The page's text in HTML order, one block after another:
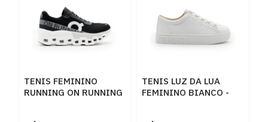
TENIS FEMININO
RUNNING ON RUNNING
TENIS LUZ DA LUA
FEMININO BIANCO -